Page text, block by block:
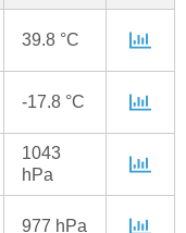
39.8 °C
-17.8 °C
1043
hPa
977 hPa